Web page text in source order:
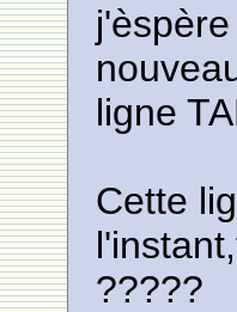
ligne
Cette
?????